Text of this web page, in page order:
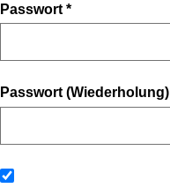
Passwort *
Passwort (Wiederholung)